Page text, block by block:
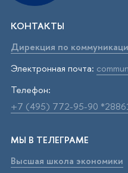
КОНТАКТЫ
Дирекция по
Электронная почта:
Телефон:
+7 (495) 772-95-90
МЫ В ТЕЛЕГРАМЕ
Высшая школа экономики